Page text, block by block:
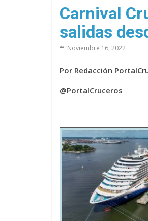
sitio
Carnival
salidas
Noviembre 16, 2022
Por Redacción
@PortalCruceros